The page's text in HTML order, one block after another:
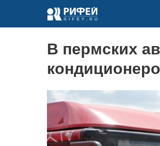
В пермских